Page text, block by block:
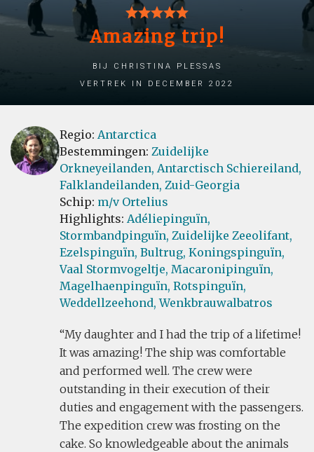
Amazing trip!
bij Christina Plessas
Vertrek in December 2022
Regio: Antarctica
Bestemmingen: Zuidelijke
Orkneyeilanden, Antarctisch Schiereiland,
Falklandeilanden, Zuid-Georgia
Schip: m/v Ortelius
Highlights: Adéliepinguïn,
Stormbandpinguïn, Zuidelijke Zeeolifant,
Ezelspinguïn, Bultrug, Koningspinguïn,
Vaal Stormvogeltje, Macaronipinguïn,
Magelhaenpinguïn, Rotspinguïn,
Weddellzeehond, Wenkbrauwalbatros
My daughter and I had the trip of a lifetime!
It was amazing! The ship was comfortable
and performed well. The crew were
outstanding in their execution of their
duties and engagement with the passengers.
The expedition crew was frosting on the
cake. So knowledgeable about the animals